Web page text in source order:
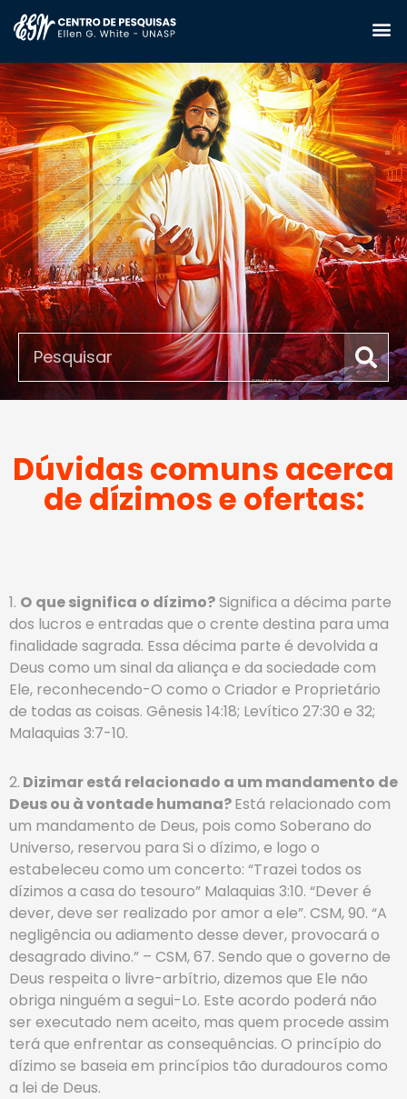
Dúvidas comuns acerca
de dízimos e ofertas:
1. O que significa o dízimo?Significa a décima parte
dos lucros e entradas que o crente destina para uma
finalidade sagrada. Essa décima parte é devolvida a
Deus como um sinal da aliança e da sociedade com
Ele, reconhecendo-O como o Criador e Proprietário
de todas as coisas. Gênesis 14:18; Levítico 27:30 e 32;
Malaquias 3:7-10.
2. Dizimar está relacionado a um mandamento de
Deus ou à vontade humana?Está relacionado com
um mandamento de Deus, pois como Soberano do
Universo, reservou para Si o dízimo, e logo o
estabeleceu como um concerto: “Trazei todos os
dízimos a casa do tesouro” Malaquias 3:10. “Dever é
dever, deve ser realizado por amor a ele”. CSM, 90. “A
negligência ou adiamento desse dever, provocará o
desagrado divino.” – CSM, 67. Sendo que o governo de
Deus respeita o livre-arbítrio, dizemos que Ele não
obriga ninguém a segui-Lo. Este acordo poderá não
ser executado nem aceito, mas quem procede assim
terá que enfrentar as consequências. O princípio do
dízimo se baseia em princípios tão duradouros como
a lei de Deus.